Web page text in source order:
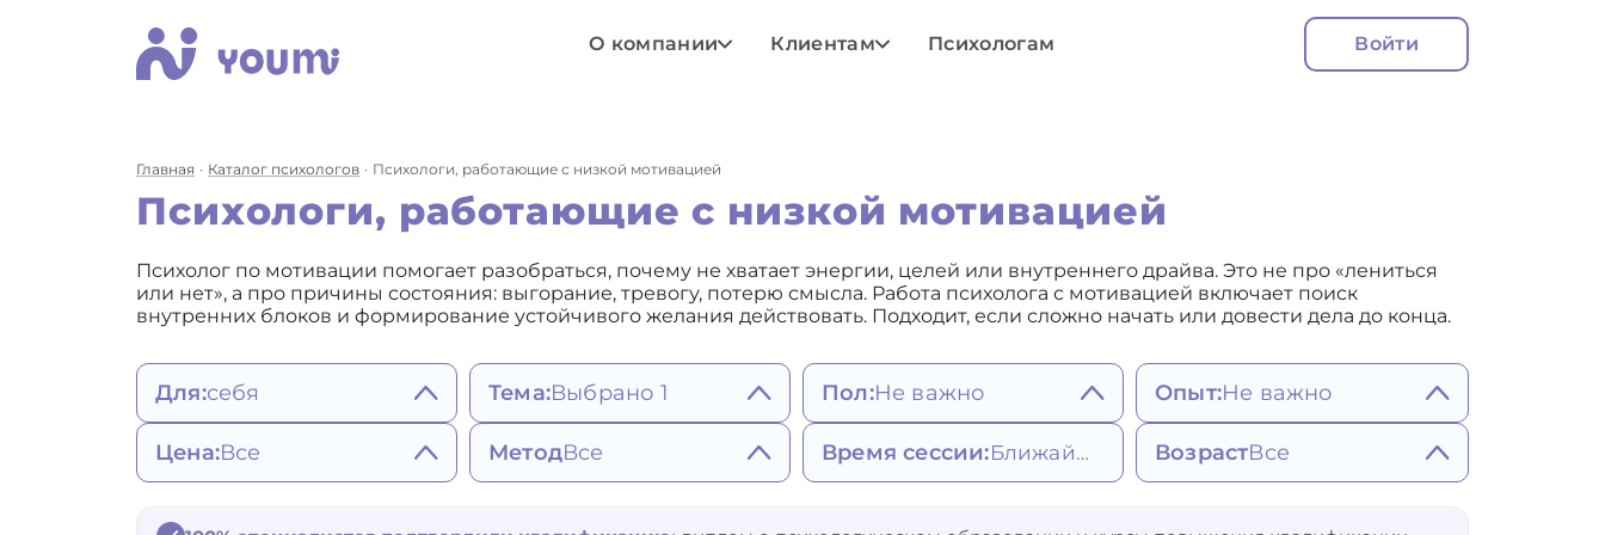
О компании Клиентам Психологам Войти
Главная Каталог психологов Психологи, работающие с низкой мотивацией
Психологи, работающие с низкой мотивацией
Психолог по мотивации помогает разобраться, почему не хватает энергии, целей или внутреннего драйва. Это не про «лениться
или нет», а про причины состояния: выгорание, тревогу, потерю смысла. Работа психолога с мотивацией включает поиск
внутренних блоков и формирование устойчивого желания действовать. Подходит, если сложно начать или довести дела до конца.
Для:себя
себя
женщины
мужчины
Тема:Выбрано 1
Состояния, мысли,
поведение
состояние
Пол:Не важно
Не важно
Мужской
Женский
Опыт:Не важно
Не важно
Более 5 лет
Более 7 лет
Цена:Все
3500 - 4900 ₽
МетодВсе
Когнитивно-
Время сессии: Ближайшее ВозрастВсе